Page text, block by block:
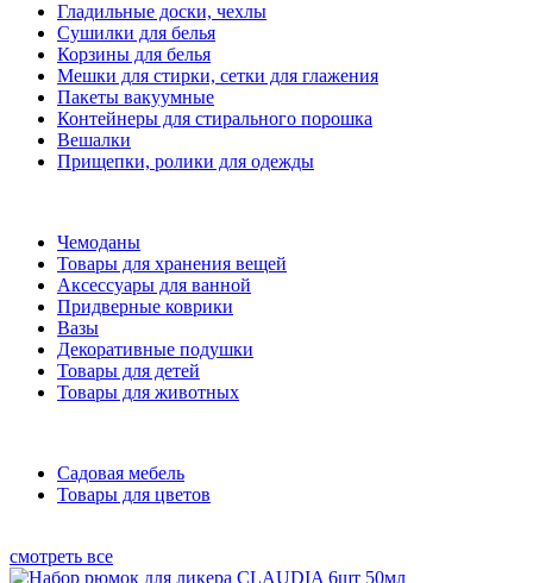
Гладильные доски, чехлы
Сушилки для белья
Корзины для белья
Мешки для стирки, сетки для глажения
Пакеты вакуумные
Контейнеры для стирального порошка
Вешалки
Прищепки, ролики для одежды
Чемоданы
Товары для хранения вещей
Аксессуары для ванной
Придверные коврики
Вазы
Декоративные подушки
Товары для детей
Товары для животных
Садовая мебель
Товары для цветов
смотреть все